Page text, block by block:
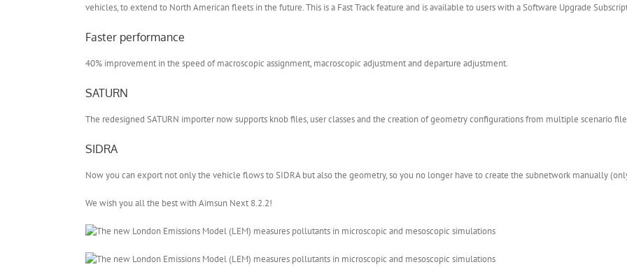
vehicles, to extend to North American fleets in the future. This is a Fast Track feature and is available to users with a Software Upgrade
Faster performance
40% improvement in the speed of macroscopic assignment, macroscopic adjustment and departure adjustment.
SATURN
The redesigned SATURN importer now supports knob files, user classes and the creation of geometry configurations from multiple scenario
SIDRA
Now you can export not only the vehicle flows to SIDRA but also the geometry, so you no longer have to create the subnetwork manually
We wish you all the best with Aimsun Next 8.2.2!